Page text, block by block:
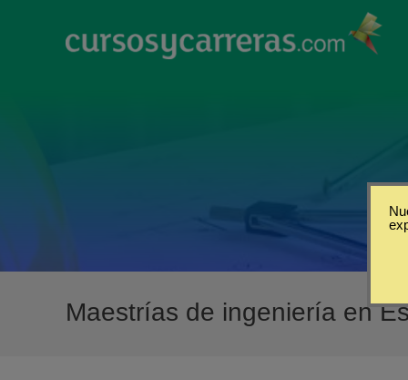
Maestrías de ingeniería en